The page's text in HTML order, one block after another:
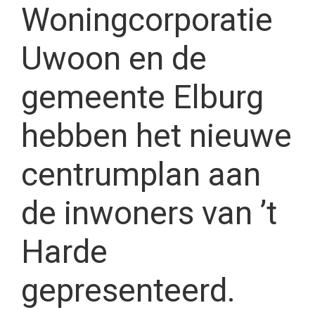
Woningcorporatie
Uwoon en de
gemeente Elburg
hebben het nieuwe
centrumplan aan
de inwoners van ’t
Harde
gepresenteerd.